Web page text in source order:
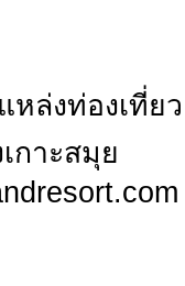
หล่งท่องเที่
กาะสมุย